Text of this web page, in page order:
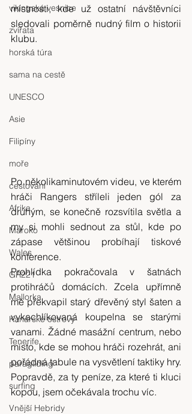
vikingská vesnice
zvířata
horská túra
sama na cestě
UNESCO
Asie
Filipíny
moře
cestování
Afrika
Maroko
Wales
GR221
Mallorka
Kanárské ostrovy
Tenerife
paragliding
surfing
Vnější Hebridy
místnosti, kde už ostatní návštěvníci
sledovali poměrně nudný film o historii
klubu.
Po několikaminutovém videu, ve kterém
hráči Rangers stříleli jeden gól za
druhým, se konečně rozsvítila světla a
my si mohli sednout za stůl, kde po
zápase většinou probíhají tiskové
konference.
Prohlídka pokračovala v šatnách
protihráčů domácích. Zcela upřímně
mě překvapil starý dřevěný styl šaten a
vykachlíkovaná koupelna se starými
vanami. Žádné masážní centrum, nebo
místo, kde se mohou hráči rozehrát, ani
pořádná tabule na vysvětlení taktiky hry.
Popravdě, za ty peníze, za které ti kluci
kopou, jsem očekávala trochu víc.